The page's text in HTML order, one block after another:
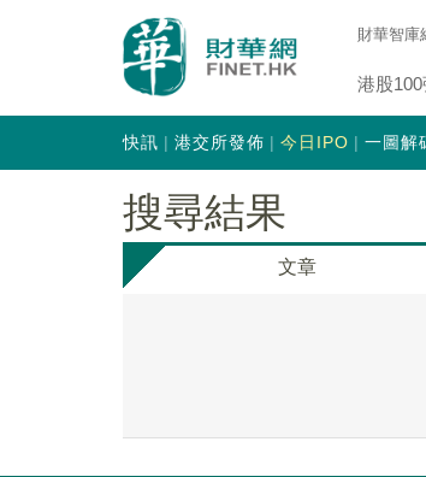
財華智庫
港股100
快訊 港交所發佈 今日IPO 一圖解
搜尋結果
文章